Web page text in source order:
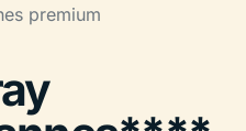
premium